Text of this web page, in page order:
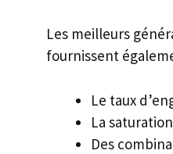
Les meilleurs
fournissent
Le taux
La
Des